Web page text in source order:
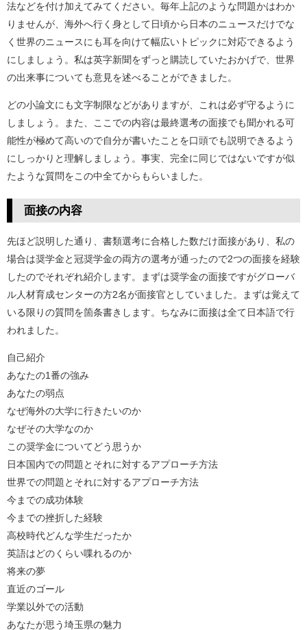
法などを付け加えてみてください。毎年上記のような問題かはわか
りませんが、海外へ行く身として日頃から日本のニュースだけでな
く世界のニュースにも耳を向けて幅広いトピックに対応できるよう
にしましょう。私は英字新聞をずっと購読していたおかげで、世界
の出来事についても意見を述べることができました。
どの小論文にも文字制限などがありますが、これは必ず守るように
しましょう。また、ここでの内容は最終選考の面接でも聞かれる可
能性が極めて高いので自分が書いたことを口頭でも説明できるよう
にしっかりと理解しましょう。事実、完全に同じではないですが似
たような質問をこの中全てからもらいました。
面接の内容
先ほど説明した通り、書類選考に合格した数だけ面接があり、私の
場合は奨学金と冠奨学金の両方の選考が通ったので2つの面接を経験
したのでそれぞれ紹介します。まずは奨学金の面接ですがグローバ
ル人材育成センターの方2名が面接官としていました。まずは覚えて
いる限りの質問を箇条書きします。ちなみに面接は全て日本語で行
われました。
自己紹介
あなたの1番の強み
あなたの弱点
なぜ海外の大学に行きたいのか
なぜその大学なのか
この奨学金についてどう思うか
日本国内での問題とそれに対するアプローチ方法
世界での問題とそれに対するアプローチ方法
今までの成功体験
今までの挫折した経験
高校時代どんな学生だったか
英語はどのくらい喋れるのか
将来の夢
直近のゴール
学業以外での活動
あなたが思う埼玉県の魅力